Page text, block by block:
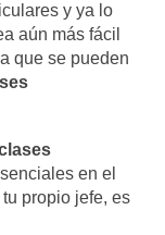
y ya lo
aún más fácil
que se pueden
en el
propio jefe, es